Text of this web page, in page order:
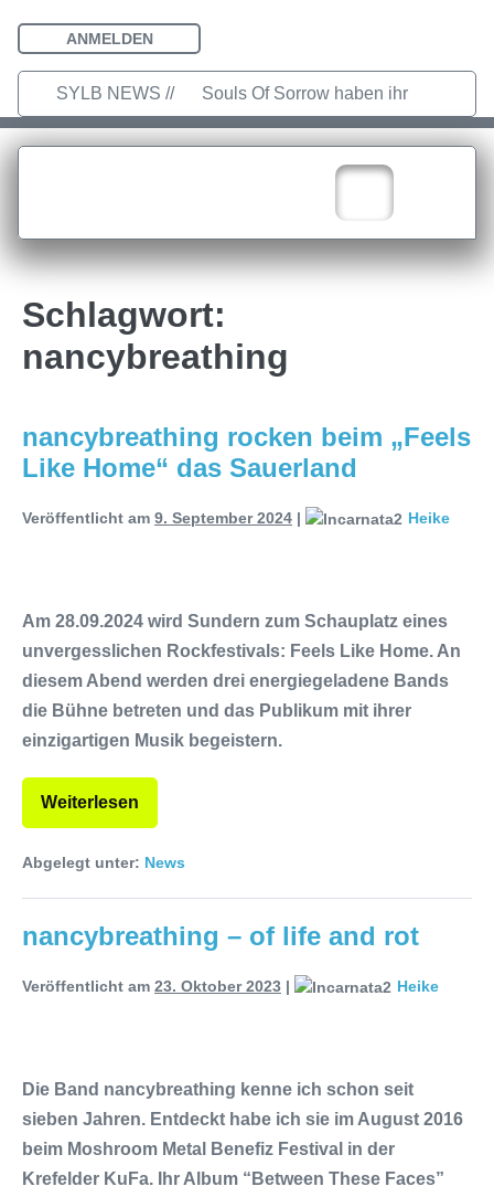
SYLB NEWS // Souls Of Sorrow haben ihr
Debütalbum „King In The Past“
Chris Maragoth hat
seine EP „Depths Of Despair“
veröffentlicht TerrortwinZ EP-
Releaseshow am 22.11.2025 im
Parkhaus Meiderich, Duisburg
22.11.2025 im Parkhaus Meiderich,
Vendul und Altruist am 24.10.2025
Bochum
ANMELDEN
Schlagwort:
nancybreathing
nancybreathing rocken beim „Feels
Like Home“ das Sauerland
Veröffentlicht am 9. September 2024 | Heike
Am 28.09.2024 wird Sundern zum Schauplatz eines
unvergesslichen Rockfestivals: Feels Like Home. An
diesem Abend werden drei energiegeladene Bands
die Bühne betreten und das Publikum mit ihrer
einzigartigen Musik begeistern.
Weiterlesen
Abgelegt unter: News
nancybreathing – of life and rot
Veröffentlicht am 23. Oktober 2023 | Heike
Die Band nancybreathing kenne ich schon seit
sieben Jahren. Entdeckt habe ich sie im August 2016
beim Moshroom Metal Benefiz Festival in der
Krefelder KuFa. Ihr Album “Between These Faces”